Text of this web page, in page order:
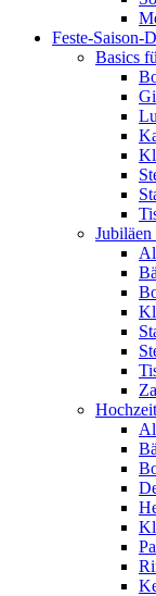
Feste-Saison-
Basics